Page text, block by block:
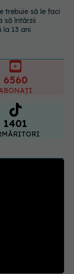
blocate
ANMDMR
măsura
6560
1401